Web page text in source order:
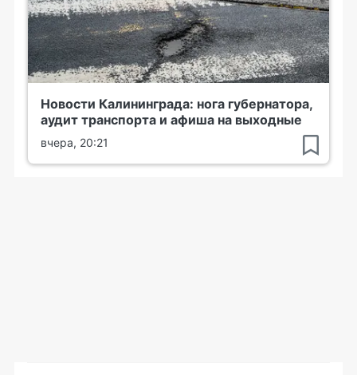
Новости Калининграда: нога губернатора,
аудит транспорта и афиша на выходные
вчера, 20:21